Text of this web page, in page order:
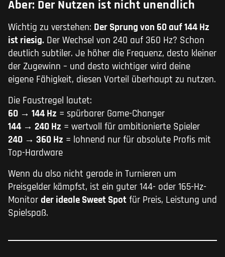
Aber: Der Nutzen ist nicht unendlich
Wichtig zu verstehen: Der Sprung von 60 auf 144 Hz
ist riesig. Der Wechsel von 240 auf 360 Hz? Schon
deutlich subtiler. Je höher die Frequenz, desto kleiner
der Zugewinn – und desto wichtiger wird deine
eigene Fähigkeit, diesen Vorteil überhaupt zu nutzen.
Die Faustregel lautet:
60 → 144 Hz = spürbarer Game-Changer
144 → 240 Hz = wertvoll für ambitionierte Spieler
240 → 360 Hz = lohnend nur für absolute Profis mit
Top-Hardware
Wenn du also nicht gerade in Turnieren um
Preisgelder kämpfst, ist ein guter 144- oder 165-Hz-
Monitor der ideale Sweet Spot für Preis, Leistung und
Spielspaß.